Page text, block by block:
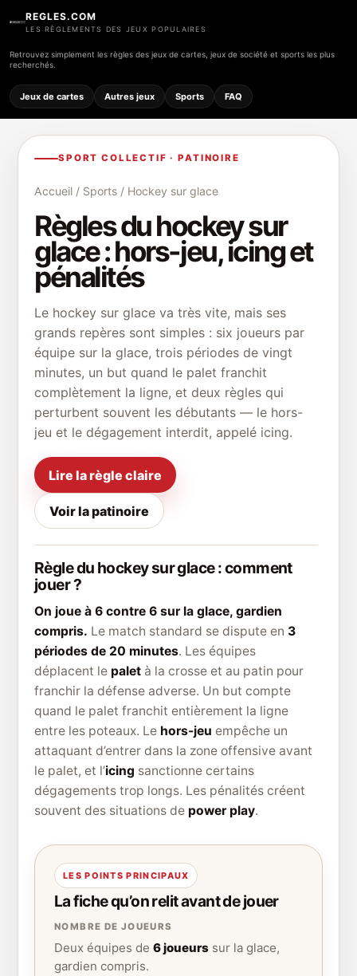
REGLES.COM
LES RÈGLEMENTS DES JEUX POPULAIRES
Retrouvez simplement les règles des jeux de cartes, jeux de société et sports les plus
recherchés.
Jeux de cartes Autres jeux Sports FAQ
SPORT COLLECTIF · PATINOIRE
Accueil / Sports / Hockey sur glace
Règles du hockey sur
glace : hors-jeu, icing et
pénalités
Le hockey sur glace va très vite, mais ses
grands repères sont simples : six joueurs par
équipe sur la glace, trois périodes de vingt
minutes, un but quand le palet franchit
complètement la ligne, et deux règles qui
perturbent souvent les débutants — le hors-
jeu et le dégagement interdit, appelé icing.
Lire la règle claire
Voir la patinoire
Règle du hockey sur glace : comment
jouer ?
On joue à 6 contre 6 sur la glace, gardien
compris. Le match standard se dispute en 3
périodes de 20 minutes. Les équipes
déplacent le palet à la crosse et au patin pour
franchir la défense adverse. Un but compte
quand le palet franchit entièrement la ligne
entre les poteaux. Le hors-jeu empêche un
attaquant d’entrer dans la zone offensive avant
le palet, et l’icing sanctionne certains
dégagements trop longs. Les pénalités créent
souvent des situations de power play.
LES POINTS PRINCIPAUX
La fiche qu’on relit avant de jouer
NOMBRE DE JOUEURS
Deux équipes de 6 joueurs sur la glace,
gardien compris.